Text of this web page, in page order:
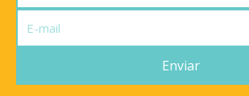
mail
Enviar